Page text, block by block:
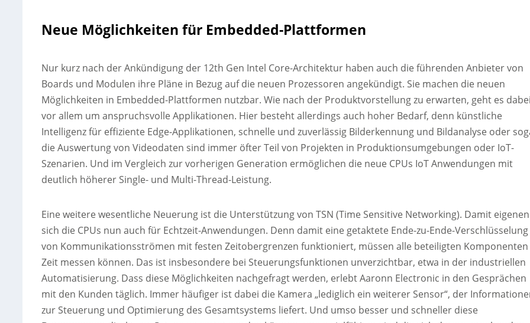
Neue Möglichkeiten für Embedded-Plattformen
Nur kurz nach der Ankündigung der 12th Gen Intel Core-Architektur haben auch die führenden Anbieter von
Boards und Modulen ihre Pläne in Bezug auf die neuen Prozessoren angekündigt. Sie machen die neuen
Möglichkeiten in Embedded-Plattformen nutzbar. Wie nach der Produktvorstellung zu erwarten, geht es dabei
vor allem um anspruchsvolle Applikationen. Hier besteht allerdings auch hoher Bedarf, denn künstliche
Intelligenz für effiziente Edge-Applikationen, schnelle und zuverlässig Bilderkennung und Bildanalyse oder
die Auswertung von Videodaten sind immer öfter Teil von Projekten in Produktionsumgebungen oder IoT-
Szenarien. Und im Vergleich zur vorherigen Generation ermöglichen die neue CPUs IoT Anwendungen mit
deutlich höherer Single- und Multi-Thread-Leistung.
Eine weitere wesentliche Neuerung ist die Unterstützung von TSN (Time Sensitive Networking). Damit eigenen
sich die CPUs nun auch für Echtzeit-Anwendungen. Denn damit eine getaktete Ende-zu-Ende-Verschlüsselung
von Kommunikationsströmen mit festen Zeitobergrenzen funktioniert, müssen alle beteiligten Komponenten
Zeit messen können. Das ist insbesondere bei Steuerungsfunktionen unverzichtbar, etwa in der industriellen
Automatisierung. Dass diese Möglichkeiten nachgefragt werden, erlebt Aaronn Electronic in den Gesprächen
mit den Kunden täglich. Immer häufiger ist dabei die Kamera „lediglich ein weiterer Sensor“, der
zur Steuerung und Optimierung des Gesamtsystems liefert. Und umso besser und schneller diese